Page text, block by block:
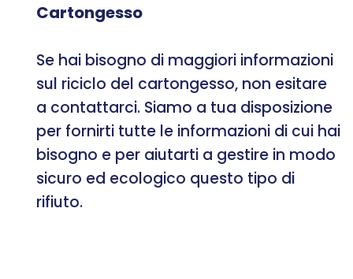
Cartongesso
Se hai bisogno di maggiori informazioni
sul riciclo del cartongesso, non esitare
a contattarci. Siamo a tua disposizione
per fornirti tutte le informazioni di cui hai
bisogno e per aiutarti a gestire in modo
sicuro ed ecologico questo tipo di
rifiuto.